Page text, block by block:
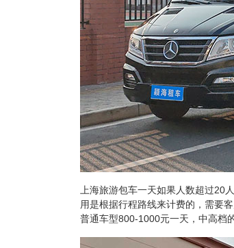
上海旅游包车一天如果人数超过20
用是根据行程路线来计费的，需要
普通车型800-1000元一天，中高档